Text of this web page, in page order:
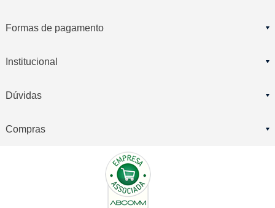
Formas de pagamento
Institucional
Dúvidas
Compras